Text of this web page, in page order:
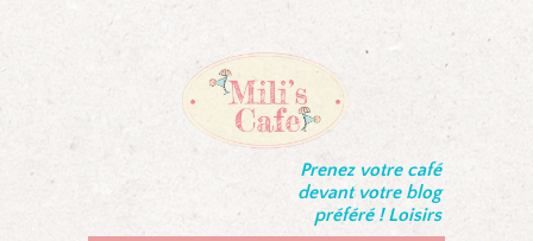
Prenez votre café
devant votre blog
préféré ! Loisirs